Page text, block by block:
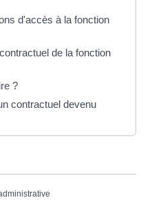
d'accès à la fonction
de la fonction
?
contractuel devenu